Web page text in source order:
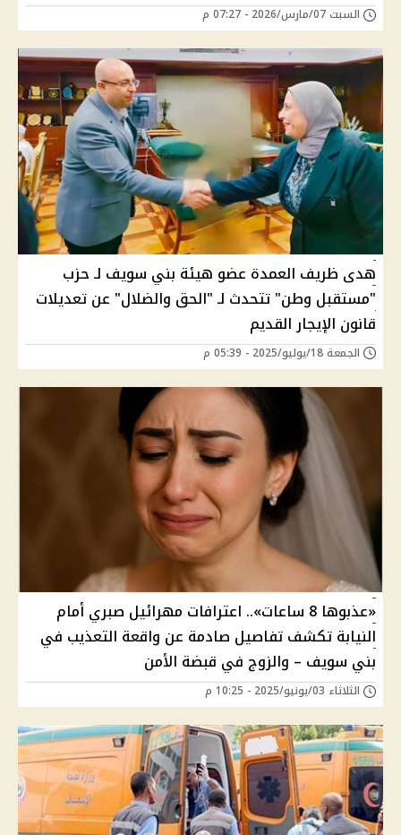
السبت 07/مارس/2026 - 07:27 م
هدى ظريف العمدة عضو هيئة بني سويف لـ حزب
"مستقبل وطن" تتحدث لـ "الحق والضلال" عن تعديلات
قانون الإيجار القديم
الجمعة 18/يوليو/2025 - 05:39 م
«عذبوها 8 ساعات».. اعترافات مهرائيل صبري أمام
النيابة تكشف تفاصيل صادمة عن واقعة التعذيب في
بني سويف – والزوج في قبضة الأمن
الثلاثاء 03/يونيو/2025 - 10:25 م